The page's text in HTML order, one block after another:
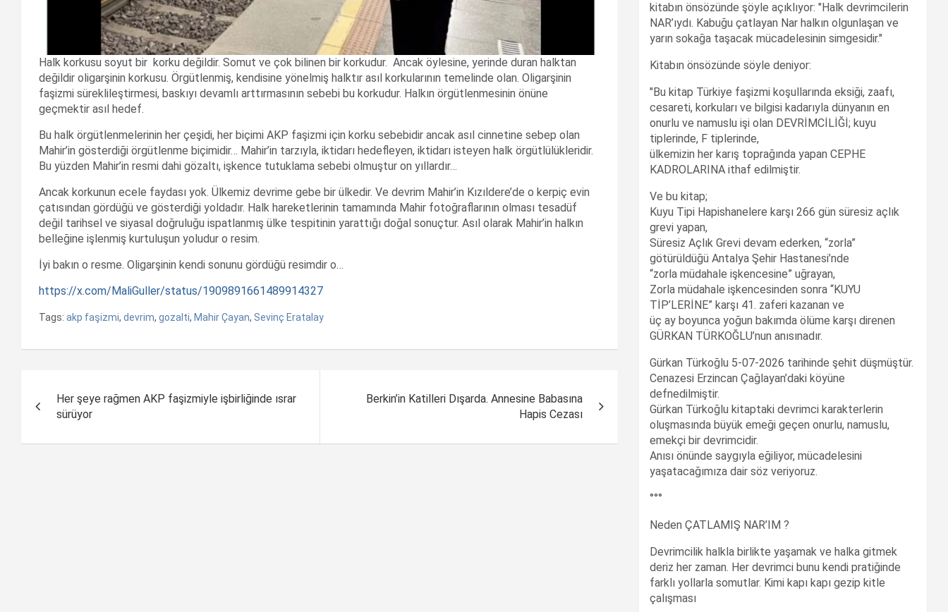
Halk korkusu soyut bir korku değildir. Somut ve çok bilinen bir korkudur. Ancak öylesine, yerinde duran halktan
değildir oligarşinin korkusu. Örgütlenmiş, kendisine yönelmiş halktır asıl korkularının temelinde olan. Oligarşinin
faşizmi süreklileştirmesi, baskıyı devamlı arttırmasının sebebi bu korkudur. Halkın örgütlenmesinin önüne
geçmektir asıl hedef.
Bu halk örgütlenmelerinin her çeşidi, her biçimi AKP faşizmi için korku sebebidir ancak asıl cinnetine sebep olan
Mahir’in gösterdiği örgütlenme biçimidir… Mahir’in tarzıyla, iktidarı hedefleyen, iktidarı isteyen halk örgütlülükleridir.
Bu yüzden Mahir’in resmi dahi gözaltı, işkence tutuklama sebebi olmuştur on yıllardır…
Ancak korkunun ecele faydası yok. Ülkemiz devrime gebe bir ülkedir. Ve devrim Mahir’in Kızıldere’de o kerpiç evin
çatısından gördüğü ve gösterdiği yoldadır. Halk hareketlerinin tamamında Mahir fotoğraflarının olması tesadüf
değil tarihsel ve siyasal doğruluğu ispatlanmış ülke tespitinin yarattığı doğal sonuçtur. Asıl olarak Mahir’in halkın
belleğine işlenmiş kurtuluşun yoludur o resim.
İyi bakın o resme. Oligarşinin kendi sonunu gördüğü resimdir o…
https://x.com/MaliGuller/status/1909891661489914327
Tags: akp faşizmi, devrim, gozalti, Mahir Çayan, Sevinç Eratalay
dolaşımı
Her şeye rağmen AKP faşizmiyle işbirliğinde ısrar
sürüyor
Berkin’in Katilleri Dışarda. Annesine Babasına
Hapis Cezası
kitabın önsözünde şöyle açıklıyor: "Halk devrimcilerin
NAR’ıydı. Kabuğu çatlayan Nar halkın olgunlaşan ve
yarın sokağa taşacak mücadelesinin simgesidir."
Kitabın önsözünde söyle deniyor:
"Bu kitap Türkiye faşizmi koşullarında eksiği, zaafı,
cesareti, korkuları ve bilgisi kadarıyla dünyanın en
onurlu ve namuslu işi olan DEVRİMCİLİĞİ; kuyu
tiplerinde, F tiplerinde,
ülkemizin her karış toprağında yapan CEPHE
KADROLARINA ithaf edilmiştir.
Ve bu kitap;
Kuyu Tipi Hapishanelere karşı 266 gün süresiz açlık
grevi yapan,
Süresiz Açlık Grevi devam ederken, “zorla”
götürüldüğü Antalya Şehir Hastanesi’nde
“zorla müdahale işkencesine” uğrayan,
Zorla müdahale işkencesinden sonra “KUYU
TİP’LERİNE” karşı 41. zaferi kazanan ve
üç ay boyunca yoğun bakımda ölüme karşı direnen
GÜRKAN TÜRKOĞLU’nun anısınadır.
Gürkan Türkoğlu 5-07-2026 tarihinde şehit düşmüştür.
Cenazesi Erzincan Çağlayan’daki köyüne
defnedilmiştir.
Gürkan Türkoğlu kitaptaki devrimci karakterlerin
oluşmasında büyük emeği geçen onurlu, namuslu,
emekçi bir devrimcidir.
Anısı önünde saygıyla eğiliyor, mücadelesini
yaşatacağımıza dair söz veriyoruz.
°°°
Neden ÇATLAMIŞ NAR’IM ?
Devrimcilik halkla birlikte yaşamak ve halka gitmek
deriz her zaman. Her devrimci bunu kendi pratiğinde
farklı yollarla somutlar. Kimi kapı kapı gezip kitle
çalışması